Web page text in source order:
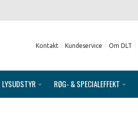
Kontakt Kundeservice Om DLT
LYSUDSTYR RØG- & SPECIALEFFEKT